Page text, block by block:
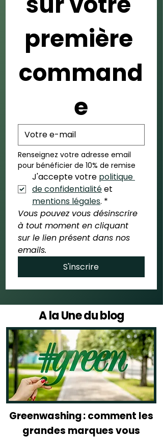
première
command
e
Renseignez votre adresse email
pour bénéficier de 10% de remise
J'accepte votre politique
de confidentialité
mentions légales. *
Vous pouvez vous désinscrire
à tout moment en cliquant
sur le lien présent dans nos
emails.
S'inscrire
A la Une du blog
Greenwashing : comment les
grandes marques vous